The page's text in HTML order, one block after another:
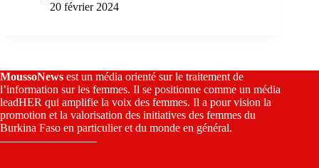
20 février 2024
MoussoNews est un média orienté sur le traitement de
l’information sur les femmes. Il se positionne comme un média
leadHER qui amplifie la voix des femmes. Il a pour vision la
promotion et la valorisation des initiatives des femmes du
Burkina Faso en particulier et du monde en général.
————————–